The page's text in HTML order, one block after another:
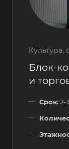
Культура,
Блок-
и
Срок:2-